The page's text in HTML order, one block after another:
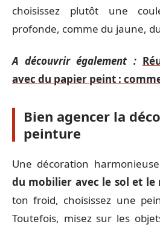
choisissez plutôt une
profonde, comme du jaune,
A découvrir également :
avec du papier peint :
Bien agencer la
peinture
Une décoration
du mobilier avec le sol et le
ton froid, choisissez une
Toutefois, misez sur les